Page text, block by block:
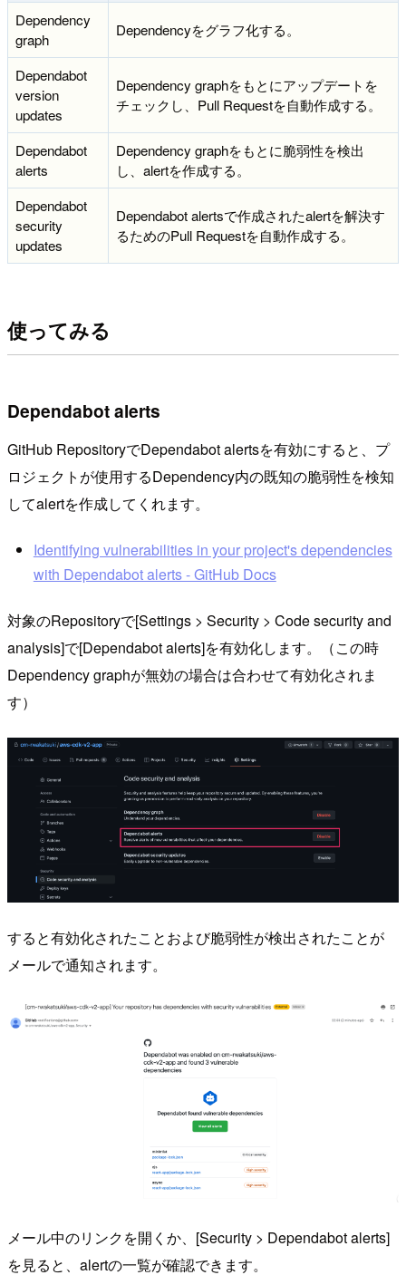
Dependency
graph
Dependencyをグラフ化する。
Dependabot
version
updates
Dependency graphをもとにアップデートを
チェックし、Pull Requestを自動作成する。
Dependabot
alerts
Dependency graphをもとに脆弱性を検出
し、alertを作成する。
Dependabot
security
updates
Dependabot alertsで作成されたalertを解決す
るためのPull Requestを自動作成する。
使ってみる
Dependabot alerts
GitHub RepositoryでDependabot alertsを有効にすると、プ
ロジェクトが使用するDependency内の既知の脆弱性を検知
してalertを作成してくれます。
Identifying vulnerabilities in your project's dependencies
with Dependabot alerts - GitHub Docs
対象のRepositoryで[Settings > Security > Code security and
analysis]で[Dependabot alerts]を有効化します。（この時
Dependency graphが無効の場合は合わせて有効化されま
す）
すると有効化されたことおよび脆弱性が検出されたことが
メールで通知されます。
メール中のリンクを開くか、[Security > Dependabot alerts]
を見ると、alertの一覧が確認できます。